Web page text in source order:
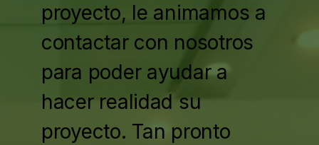
proyecto, le animamos a
contactar con nosotros
para poder ayudar a
hacer realidad su
proyecto. Tan pronto